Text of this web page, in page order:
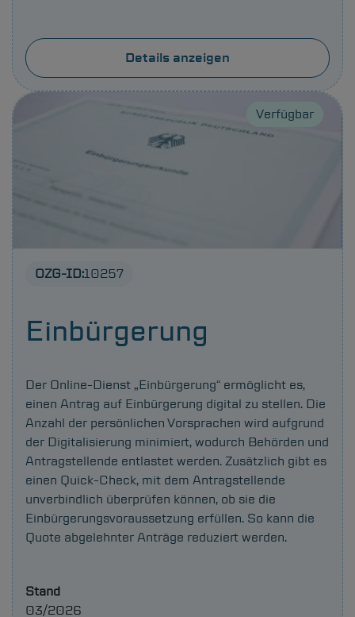
Details anzeigen
Verfügbar
OZG-ID:10257
Einbürgerung
Der Online-Dienst „Einbürgerung“ ermöglicht es,
einen Antrag auf Einbürgerung digital zu stellen. Die
Anzahl der persönlichen Vorsprachen wird aufgrund
der Digitalisierung minimiert, wodurch Behörden und
Antragstellende entlastet werden. Zusätzlich gibt es
einen Quick-Check, mit dem Antragstellende
unverbindlich überprüfen können, ob sie die
Einbürgerungsvoraussetzung erfüllen. So kann die
Quote abgelehnter Anträge reduziert werden.
Stand
03/2026